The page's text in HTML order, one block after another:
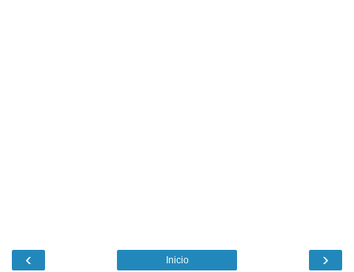
‹ ›
Inicio